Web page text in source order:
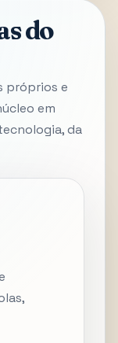
do
próprios e
em
da